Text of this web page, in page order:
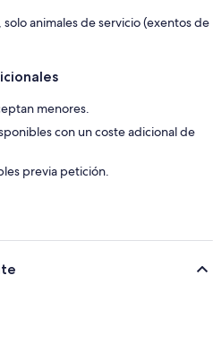
animales de servicio (exentos de
menores.
con un coste adicional de
previa petición.